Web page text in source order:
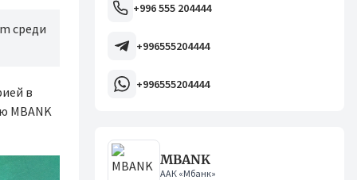
среди
в
MBANK
+996 555 204444
+996555204444
+996555204444
MBANK
ААК «Мбанк»